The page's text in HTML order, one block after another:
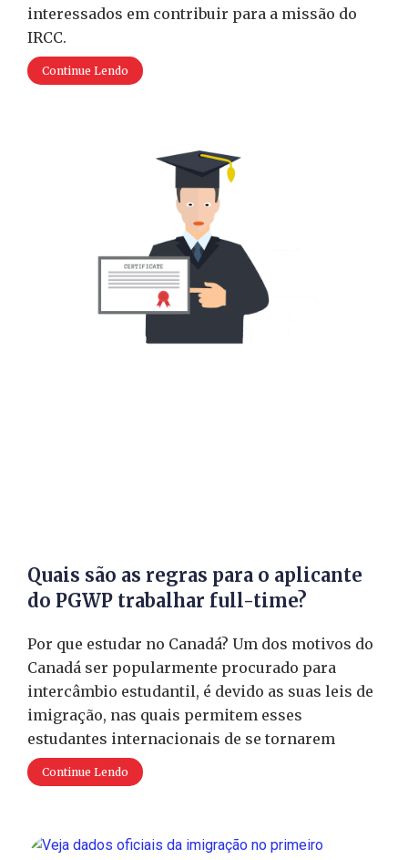
interessados em contribuir para a missão do
IRCC.
Continue Lendo
Quais são as regras para o aplicante
do PGWP trabalhar full-time?
Por que estudar no Canadá? Um dos motivos do
Canadá ser popularmente procurado para
intercâmbio estudantil, é devido as suas leis de
imigração, nas quais permitem esses
estudantes internacionais de se tornarem
Continue Lendo